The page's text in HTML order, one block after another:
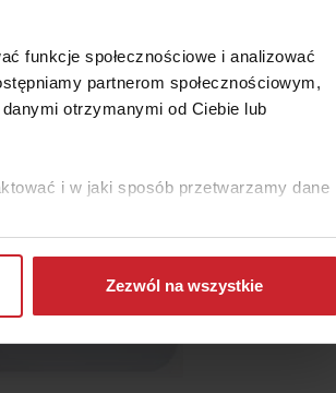
funkcje społecznościowe i analizować
partnerom społecznościowym,
otrzymanymi od Ciebie lub
i w jaki sposób przetwarzamy dane
Zezwól na wszystkie